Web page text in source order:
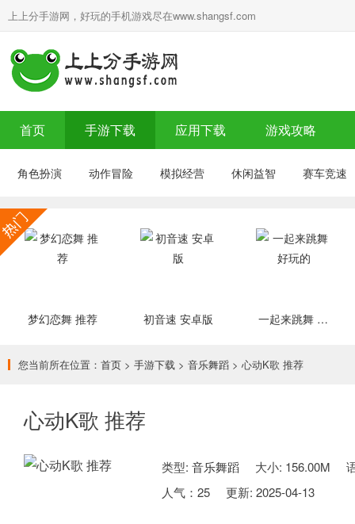
上上分手游网，好玩的手机游戏尽在www.shangsf.com
首页 手游下载 应用下载 游戏攻略
角色扮演 动作冒险 模拟经营 休闲益智 赛车竞速
梦幻恋舞 推荐 初音速 安卓版 一起来跳舞 好玩的
您当前所在位置： 首页 > 手游下载 > 音乐舞蹈 > 心动K歌 推荐
心动K歌 推荐
类型: 音乐舞蹈 大小: 156.00M
人气： 25 更新: 2025-04-13